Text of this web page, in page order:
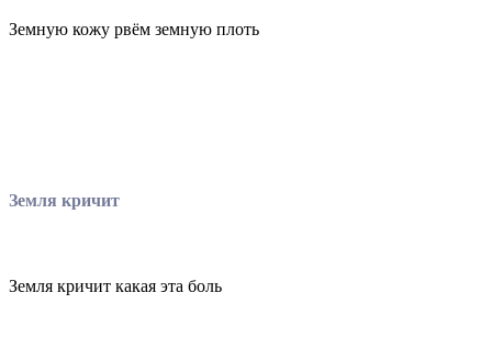
Земную кожу рвём земную плоть
Земля кричит
Земля кричит какая эта боль